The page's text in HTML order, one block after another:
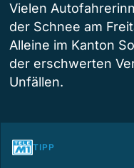
Vielen
der Schnee am
Alleine im Kanton
der erschwerten
Unfällen.
TIPP